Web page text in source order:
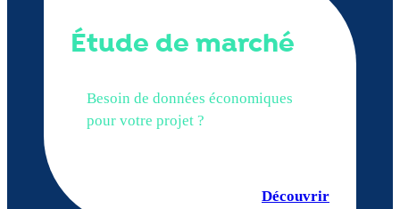
Étude de marché
Besoin de données économiques
pour votre projet ?
Découvrir